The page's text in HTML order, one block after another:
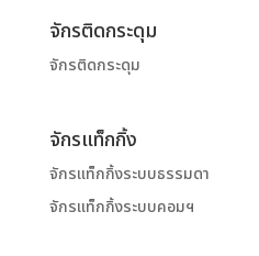
จักรติดกระดุม
จักรติดกระดุม
จักรแท็กกิ้ง
จักรแท็กกิ้งระบบธรรมดา
จักรแท็กกิ้งระบบคอมฯ